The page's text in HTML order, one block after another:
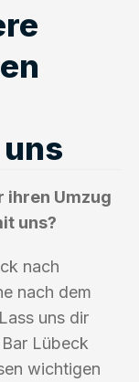
ihren Umzug
uns?
nach
nach dem
uns dir
Lübeck
wichtigen